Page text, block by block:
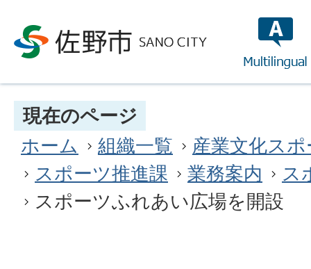
現在のページ
ホーム
組織一覧
産業文化ス
スポーツ推進課
業務案内
ス
スポーツふれあい広場を開設